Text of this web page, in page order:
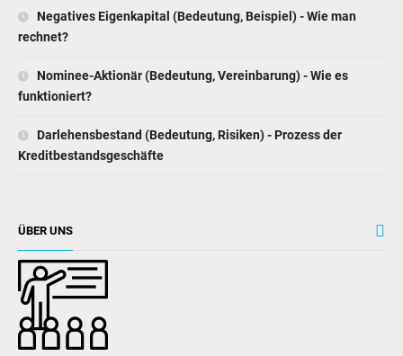
Negatives Eigenkapital (Bedeutung, Beispiel) - Wie man
rechnet?
Nominee-Aktionär (Bedeutung, Vereinbarung) - Wie es
funktioniert?
Darlehensbestand (Bedeutung, Risiken) - Prozess der
Kreditbestandsgeschäfte
ÜBER UNS